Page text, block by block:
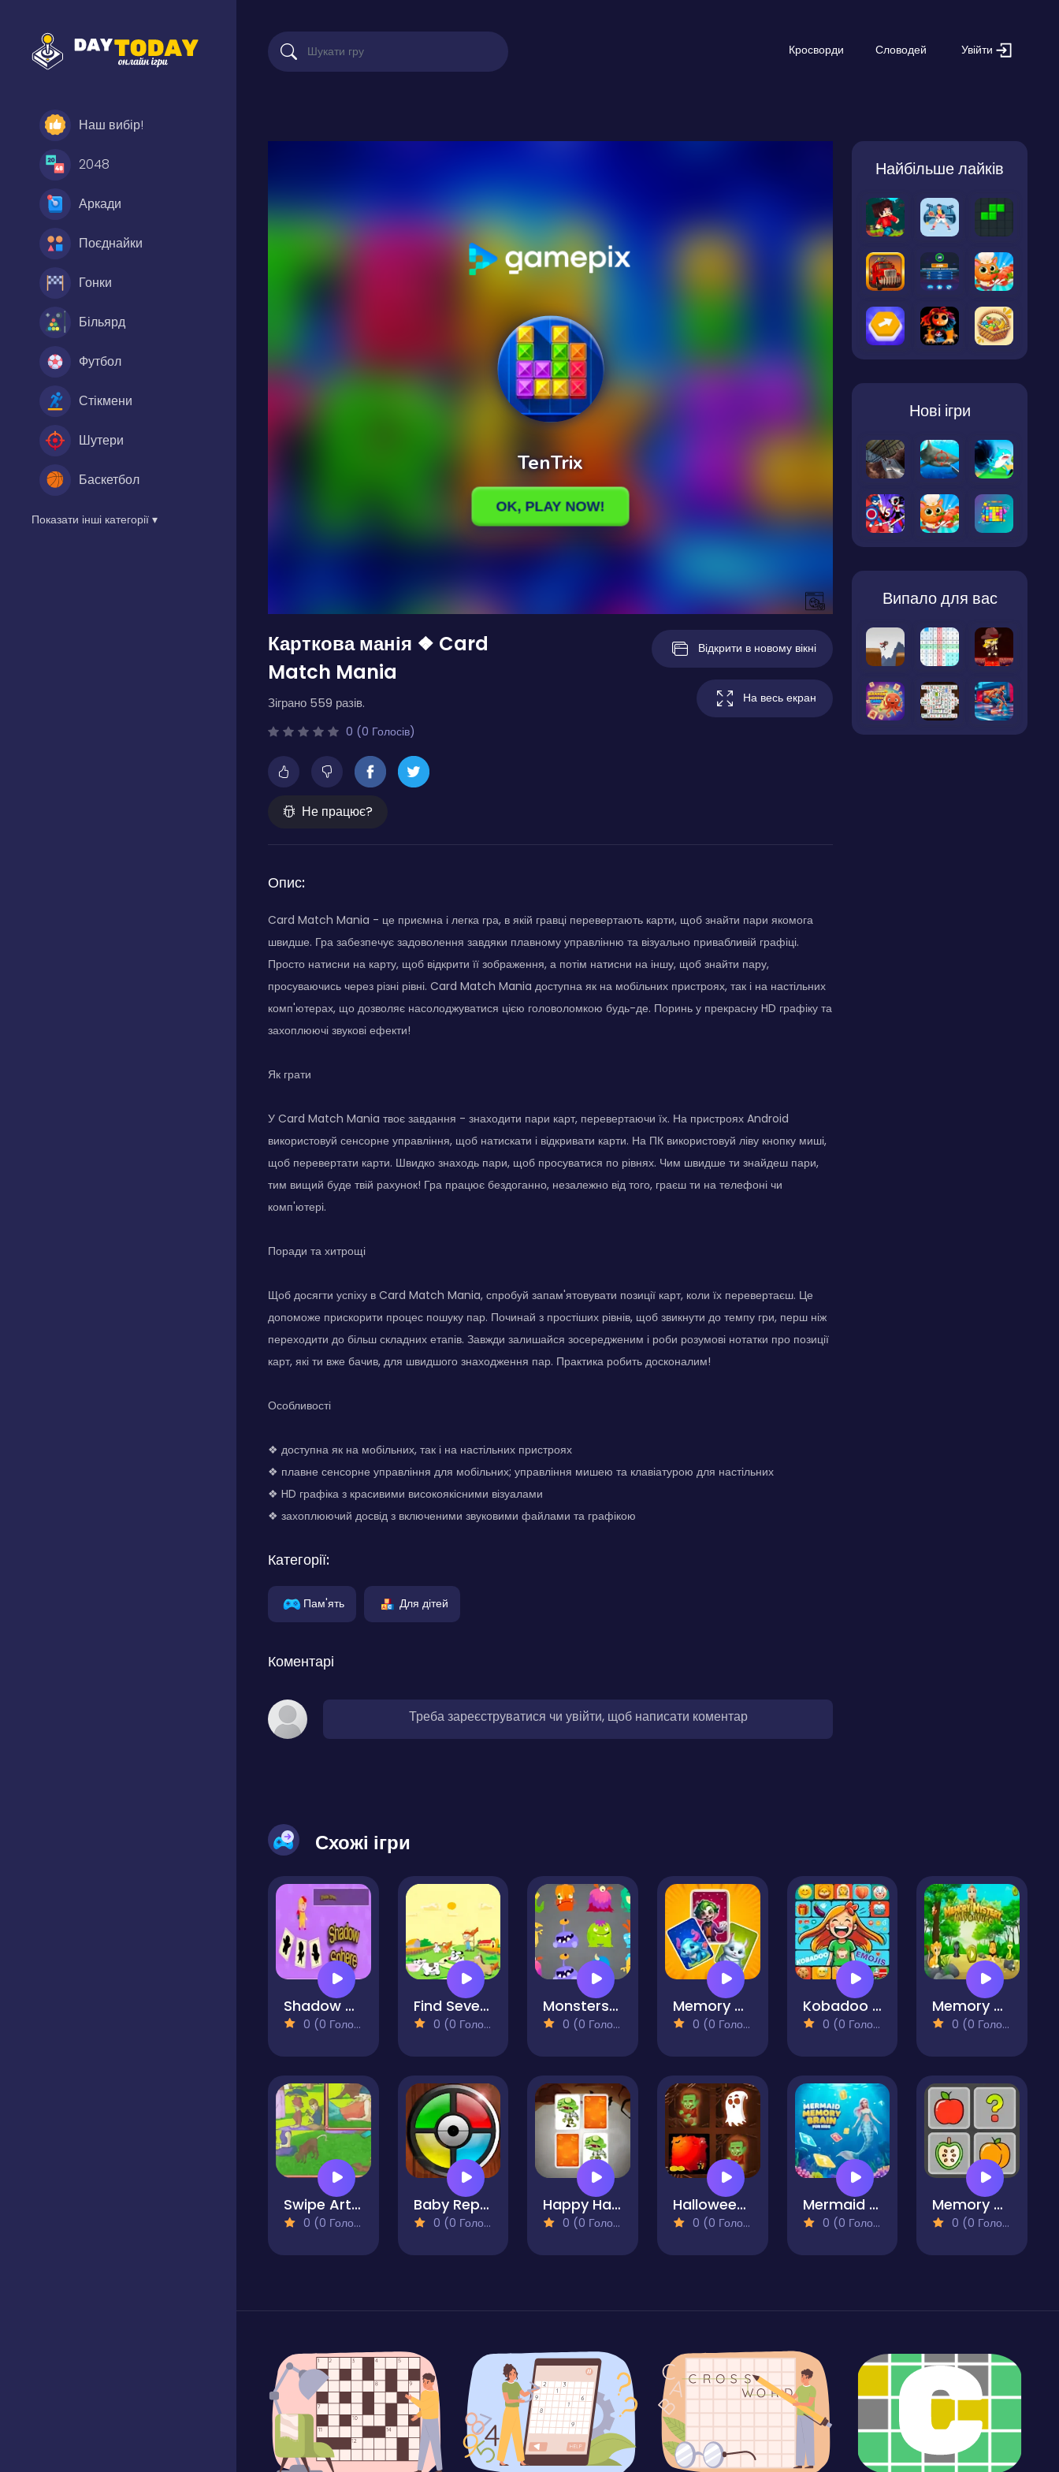
Наш вибір!
2048
Аркади
Поєднайки
Гонки
Більярд
Футбол
Стікмени
Шутери
Баскетбол
Показати інші категорії ▾
Кросворди Словодей Увійти
Карткова манія ❖ Card
Match Mania
Зіграно 559 разів.
0 (0 Голосів)
Не працює?
Відкрити в новому вікні
На весь екран
Опис:
Card Match Mania - це приємна і легка гра, в якій гравці перевертають карти, щоб знайти пари якомога
швидше. Гра забезпечує задоволення завдяки плавному управлінню та візуально привабливій графіці.
Просто натисни на карту, щоб відкрити її зображення, а потім натисни на іншу, щоб знайти пару,
просуваючись через різні рівні. Card Match Mania доступна як на мобільних пристроях, так і на настільних
комп'ютерах, що дозволяє насолоджуватися цією головоломкою будь-де. Поринь у прекрасну HD графіку та
захоплюючі звукові ефекти!
Як грати
У Card Match Mania твоє завдання - знаходити пари карт, перевертаючи їх. На пристроях Android
використовуй сенсорне управління, щоб натискати і відкривати карти. На ПК використовуй ліву кнопку миші,
щоб перевертати карти. Швидко знаходь пари, щоб просуватися по рівнях. Чим швидше ти знайдеш пари,
тим вищий буде твій рахунок! Гра працює бездоганно, незалежно від того, граєш ти на телефоні чи
комп'ютері.
Поради та хитрощі
Щоб досягти успіху в Card Match Mania, спробуй запам'ятовувати позиції карт, коли їх перевертаєш. Це
допоможе прискорити процес пошуку пар. Починай з простіших рівнів, щоб звикнути до темпу гри, перш ніж
переходити до більш складних етапів. Завжди залишайся зосередженим і роби розумові нотатки про позиції
карт, які ти вже бачив, для швидшого знаходження пар. Практика робить досконалим!
Особливості
❖ доступна як на мобільних, так і на настільних пристроях
❖ плавне сенсорне управління для мобільних; управління мишею та клавіатурою для настільних
❖ HD графіка з красивими високоякісними візуалами
❖ захоплюючий досвід з включеними звуковими файлами та графікою
Категорії:
Пам'ять Для дітей
Коментарі
Треба зареєструватися чи увійти, щоб написати коментар
Найбільше лайків
Нові ігри
Випало для вас
Схожі ігри
Shadow Sphere
0 (0 Голосів)
Find Seven Differences
0 (0 Голосів)
Monsters Match
0 (0 Голосів)
Memory Card Match
0 (0 Голосів)
Kobadoo Emojis
0 (0 Голосів)
Memory Mystery Adventure
0 (0 Голосів)
Swipe Art Puzzle
0 (0 Голосів)
Baby Repeater
0 (0 Голосів)
Happy Halloween Memory
0 (0 Голосів)
Halloween Memory Game
0 (0 Голосів)
Mermaid Memory Brain for Kids
0 (0 Голосів)
Memory & Vocabulary of Fruits
0 (0 Голосів)